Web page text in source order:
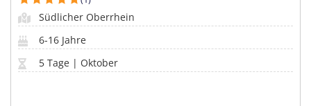
Südlicher Oberrhein
6-16 Jahre
5 Tage | Oktober